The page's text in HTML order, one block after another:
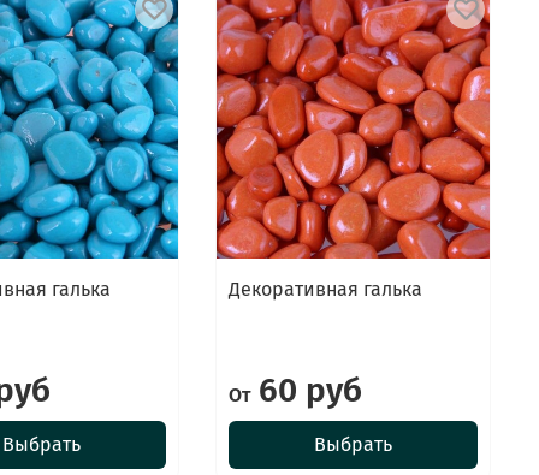
галька
Выбрать
Декоративная галька
От60 руб
Выбрать